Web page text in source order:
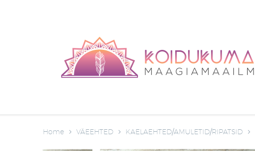
Home VÄEEHTED KAELAEHTED/AMULETID/RIPATSID